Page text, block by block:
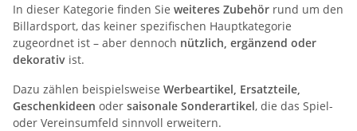
In dieser Kategorie finden Sie weiteres Zubehör rund um den
Billardsport, das keiner spezifischen Hauptkategorie
zugeordnet ist – aber dennoch nützlich, ergänzend oder
dekorativ ist.
Dazu zählen beispielsweise Werbeartikel, Ersatzteile,
Geschenkideen oder saisonale Sonderartikel, die das Spiel-
oder Vereinsumfeld sinnvoll erweitern.